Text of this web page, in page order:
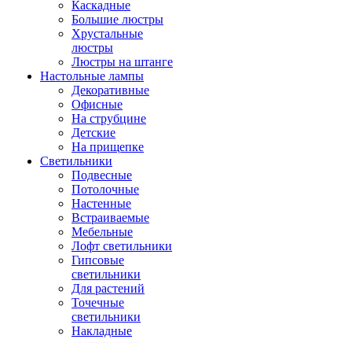
Каскадные
Большие люстры
Хрустальные
люстры
Люстры на штанге
Настольные лампы
Декоративные
Офисные
На струбцине
Детские
На прищепке
Светильники
Подвесные
Потолочные
Настенные
Встраиваемые
Мебельные
Лофт светильники
Гипсовые
светильники
Для растений
Точечные
светильники
Накладные